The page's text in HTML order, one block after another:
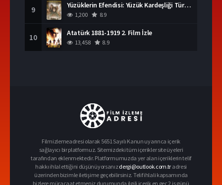
9 Yüzüklerin Efendisi: Yüzük Kardeşliği Türkçe Dublaj İzle
1,200 8.9
10 Atatürk 1881-1919 2. Film İzle
13,458 8.9
Filmizlemeadresi olarak 5651 Sayılı Kanun uyarınca içerik
sağlayıcı bir platformuz. Sitemizdeki tüm içerikler site üyeleri
tarafından eklenmektedir. Platformumuzda yer alan içeriklerin telif
hakkı ihlal ettiğini düşünüyorsanızdergi@outlook.com.tr adresi
üzerinden bizimle iletişime geçebilirsiniz. Telif ihlali kapsamında
bizlere müracaat etmeniz durumunda ilgili içerik en geç 2 iş günü